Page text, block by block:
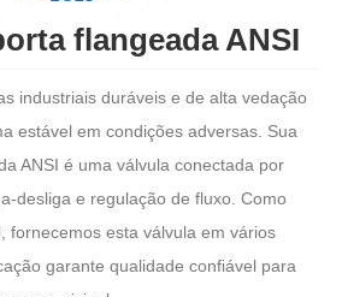
flangeada ANSI
industriais duráveis ​​e de alta vedação
estável em condições adversas. Sua
ANSI é uma válvula conectada por
desliga e regulação de fluxo. Como
fornecemos esta válvula em vários
garante qualidade confiável para